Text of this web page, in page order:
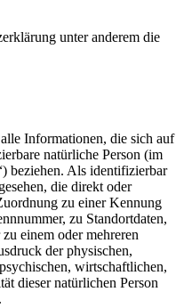
unter anderem die
Informationen, die sich auf
natürliche Person (im
beziehen. Als identifizierbar
die direkt oder
zu einer Kennung
zu Standortdaten,
einem oder mehreren
der physischen,
wirtschaftlichen,
dieser natürlichen Person